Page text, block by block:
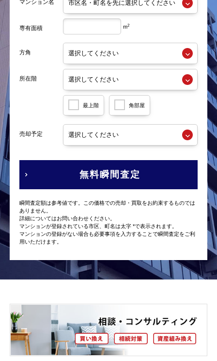
マンション名
専有面積 m2
方角
所在階
最上階 角部屋
売却予定
無料瞬間査定
瞬間査定額は参考値です。この価格での売却・買取をお約束するものでは
ありません。
詳細についてはお問い合わせください。
マンションが登録されている市区、町名は太字 *で表示されます。
マンションの登録がない場合も必要事項を入力することで瞬間査定をご利
用いただけます。